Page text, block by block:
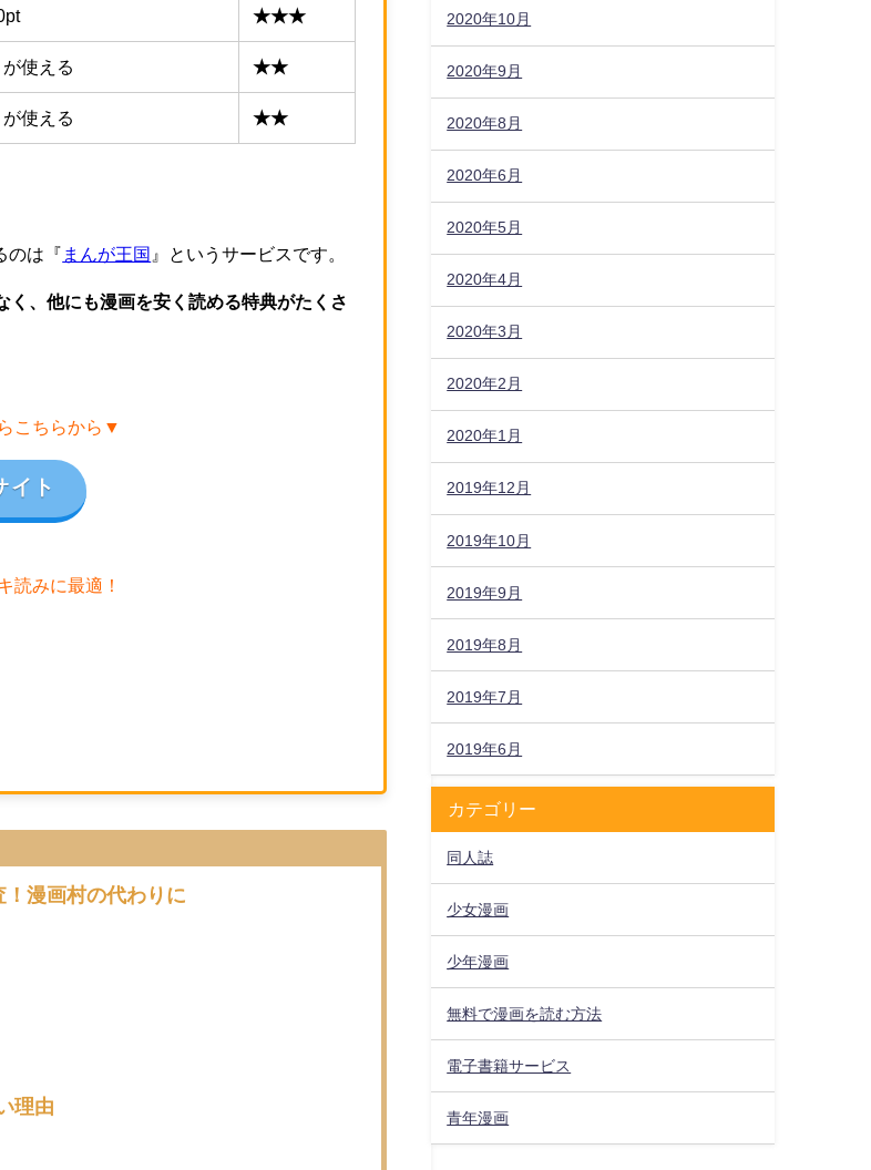
★★★
使える ★★
使える ★★
のは『 まんが王国 』というサービスです。
く、他にも漫画を安く読める特典がたくさ
こちらから▼
イト
読みに最適！
漫画村の代わりに
理由
2020年10月
2020年9月
2020年8月
2020年6月
2020年5月
2020年4月
2020年3月
2020年2月
2020年1月
2019年12月
2019年10月
2019年9月
2019年8月
2019年7月
2019年6月
カテゴリー
同人誌
少女漫画
少年漫画
無料で漫画を読む方法
電子書籍サービス
青年漫画